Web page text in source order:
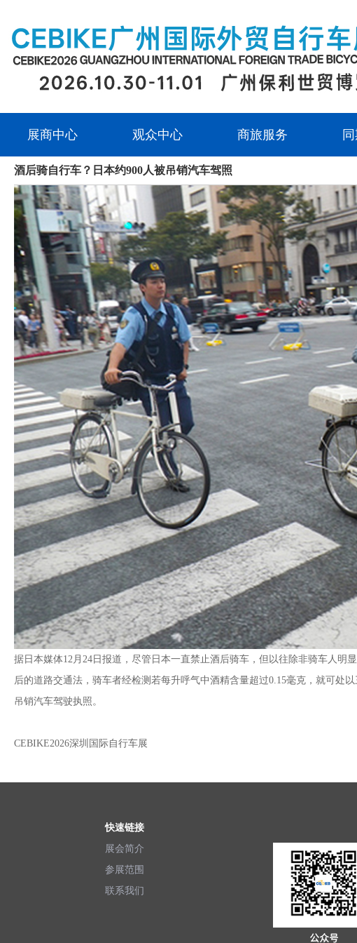
展商中心 观众中心 商旅服务
酒后骑自行车？日本约900人被吊销汽车驾照
据日本媒体12月24日报道，尽管日本一直禁止酒后骑车，但以往除非骑车人明
后的道路交通法，骑车者经检测若每升呼气中酒精含量超过0.15毫克，就可处
吊销汽车驾驶执照。
CEBIKE2026深圳国际自行车展
快速链接
展会简介
参展范围
联系我们